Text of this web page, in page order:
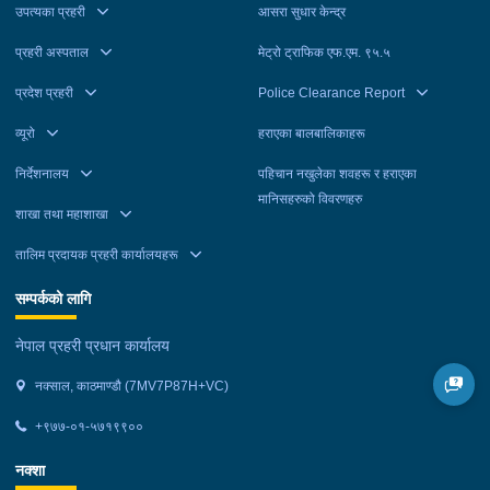
अनुसन्धान कार्यालय टेकुबाट खटिएको प्रहरीले मनोहरलाई ललितपुर
बाट, कमलालाई काठमाडौं महानगरपालिका-२६ बाट र तुलसीरामलाई काठमाडौं
महानगरपालिका-९ बाट बुधबार पक्राउ गरेको हो । उनीहरूलाई आवश्यक
पठाइएको छ ।
उपत्यका प्रहरी
प्रहरी अस्पताल
प्रदेश प्रहरी
व्यूरो
निर्देशनालय
शाखा तथा महाशाखा
तालिम प्रदायक प्रहरी कार्यालयहरू
आसरा सुधार केन्द्र
मेट्रो ट्राफिक एफ.एम. ९५.५
Police Clearance Report
हराएका बालबालिकाहरू
पहिचान नखुलेका शवहरू र हराएका
मानिसहरुको विवरणहरु
सम्पर्कको लागि
नेपाल प्रहरी प्रधान कार्यालय
नक्साल, काठमाण्डौ (7MV7P87H+VC)
+९७७-०१-५७१९९००
नक्शा